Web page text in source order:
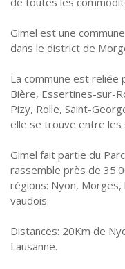
Gimel est une
dans le district de
La commune est reliée
Bière, Essertines-sur-
Pizy, Rolle, Saint-
elle se trouve entre
Gimel fait partie du
rassemble près de
régions: Nyon, Morges,
vaudois.
Distances: 20Km de
Lausanne.